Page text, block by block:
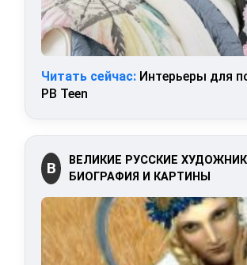
Читать сейчас: Интерьеры для
PB Teen
В
ВЕЛИКИЕ РУССКИЕ
БИОГРАФИЯ И КАРТИНЫ